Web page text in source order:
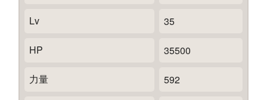
Lv 35
HP 35500
力量 592